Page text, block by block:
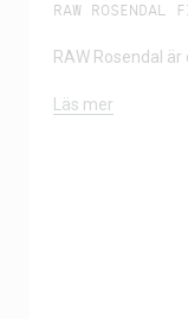
RAW
RAW Rosendal
Läs mer